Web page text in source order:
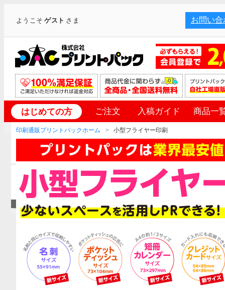
ようこそゲスト さま お問い合
はじめての方 ご注文 入稿ガイド 商品一
印刷通販プリントパックホーム 小型フライヤー印刷